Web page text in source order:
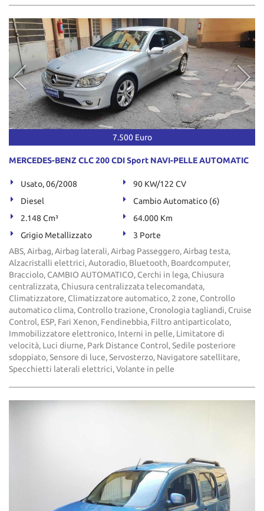
7.500 Euro
MERCEDES-BENZ CLC 200 CDI Sport NAVI-PELLE AUTOMATIC
Usato, 06/2008
90 KW/122 CV
Diesel
Cambio Automatico (6)
2.148 Cm³
64.000 Km
Grigio Metallizzato
3 Porte
ABS, Airbag, Airbag laterali, Airbag Passeggero, Airbag testa,
Alzacristalli elettrici, Autoradio, Bluetooth, Boardcomputer,
Bracciolo, CAMBIO AUTOMATICO, Cerchi in lega, Chiusura
centralizzata, Chiusura centralizzata telecomandata,
Climatizzatore, Climatizzatore automatico, 2 zone, Controllo
automatico clima, Controllo trazione, Cronologia tagliandi, Cruise
Control, ESP, Fari Xenon, Fendinebbia, Filtro antiparticolato,
Immobilizzatore elettronico, Interni in pelle, Limitatore di
velocità, Luci diurne, Park Distance Control, Sedile posteriore
sdoppiato, Sensore di luce, Servosterzo, Navigatore satellitare,
Specchietti laterali elettrici, Volante in pelle